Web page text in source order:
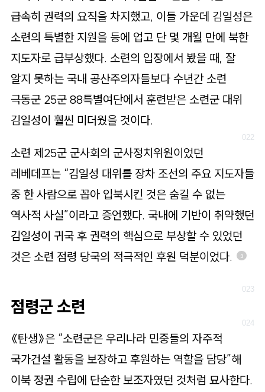
급속히 권력의 요직을 차지했고, 이들 가운데 김일성은
소련의 특별한 지원을 등에 업고 단 몇 개월 만에 북한
지도자로 급부상했다. 소련의 입장에서 봤을 때, 잘
알지 못하는 국내 공산주의자들보다 수년간 소련
극동군 25군 88특별여단에서 훈련받은 소련군 대위
김일성이 훨씬 미더웠을 것이다.
소련 제25군 군사회의 군사정치위원이었던
레베데프는 “김일성 대위를 장차 조선의 주요 지도자들
중 한 사람으로 꼽아 입북시킨 것은 숨길 수 없는
역사적 사실”이라고 증언했다. 국내에 기반이 취약했던
김일성이 귀국 후 권력의 핵심으로 부상할 수 있었던
것은 소련 점령 당국의 적극적인 후원 덕분이었다.
3
점령군 소련
《탄생》은 “소련군은 우리나라 민중들의 자주적
국가건설 활동을 보장하고 후원하는 역할을 담당”해
이북 정권 수립에 단순한 보조자였던 것처럼 묘사한다.